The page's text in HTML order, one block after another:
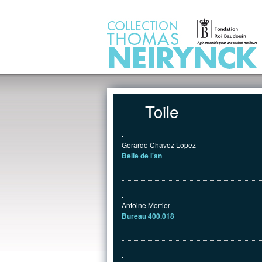
Toile
Gerardo Chavez Lopez
Belle de l'an
Antoine Mortier
Bureau 400.018